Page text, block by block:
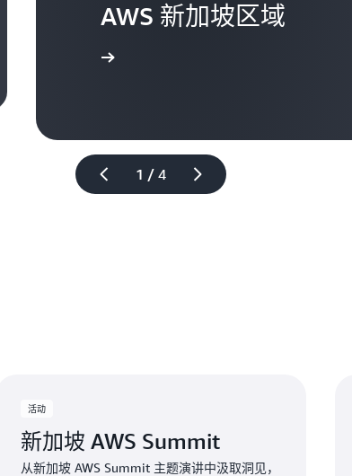
1 / 4
AWS 新加坡区域
活动
新加坡 AWS Summit
从新加坡 AWS Summit 主题演讲中汲取洞见，